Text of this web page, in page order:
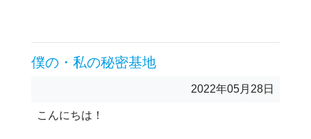
僕の・私の秘密基地
2022年05月28日
こんにちは！